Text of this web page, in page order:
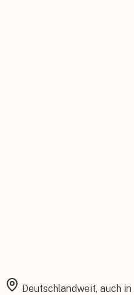
Deutschlandweit, auch in